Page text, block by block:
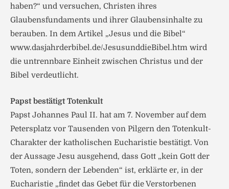
haben?“ und versuchen, Christen ihres
Glaubensfundaments und ihrer Glaubensinhalte zu
berauben. In dem Artikel „Jesus und die Bibel“
www.dasjahrderbibel.de/JesusunddieBibel.htm wird
die untrennbare Einheit zwischen Christus und der
Bibel verdeutlicht.
Papst bestätigt Totenkult
Papst Johannes Paul II. hat am 7. November auf dem
Petersplatz vor Tausenden von Pilgern den Totenkult-
Charakter der katholischen Eucharistie bestätigt. Von
der Aussage Jesu ausgehend, dass Gott „kein Gott der
Toten, sondern der Lebenden“ ist, erklärte er, in der
Eucharistie „findet das Gebet für die Verstorbenen